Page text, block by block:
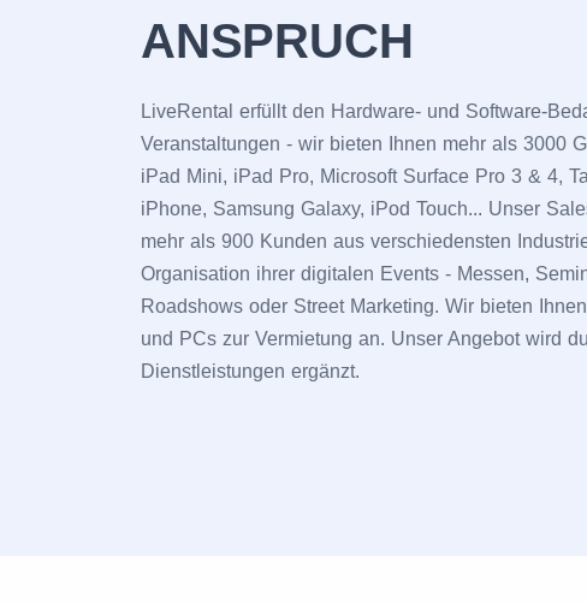
ANSPRUCH
LiveRental erfüllt den Hardware- und Software-
Veranstaltungen - wir bieten Ihnen mehr als 3000
iPad Mini, iPad Pro, Microsoft Surface Pro 3 & 4,
iPhone, Samsung Galaxy, iPod Touch... Unser
mehr als 900 Kunden aus verschiedensten
Organisation ihrer digitalen Events - Messen,
Roadshows oder Street Marketing. Wir bieten
und PCs zur Vermietung an. Unser Angebot wird
Dienstleistungen ergänzt.